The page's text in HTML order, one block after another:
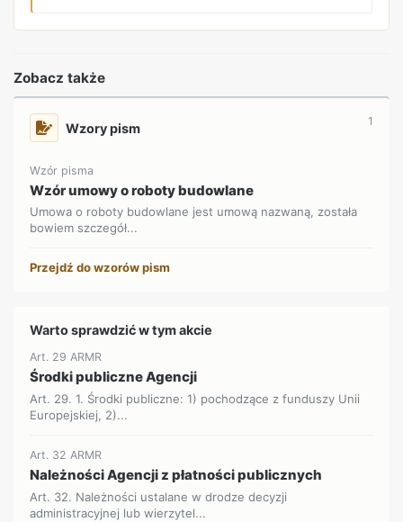
Zobacz także
Wzory pism 1
Wzór pisma
Wzór umowy o roboty budowlane
Umowa o roboty budowlane jest umową nazwaną, została
bowiem szczegół...
Przejdź do wzorów pism
Warto sprawdzić w tym akcie
Art. 29 ARMR
Środki publiczne Agencji
Art. 29. 1. Środki publiczne: 1) pochodzące z funduszy Unii
Europejskiej, 2)...
Art. 32 ARMR
Należności Agencji z płatności publicznych
Art. 32. Należności ustalane w drodze decyzji
administracyjnej lub wierzytel...